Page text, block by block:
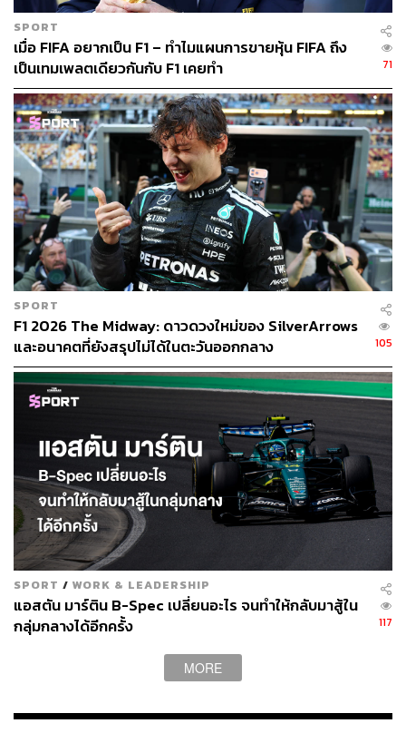
นั่นเองเป็นจุดที่ เจมส์ วาวล์ส ตัดสินใจอัปเกรดครั้งสำคัญซึ่ง
ทำให้ทีมกลับมาเก็ตามได้อย่างน่าประทับใจหลังจากนั้นอีก
ครั้ง และนำมาสู่โพเดียมในสนามล่าสุด
ที่ สปา วิลเลียมส์ มีการอัปเกรด พื้นรถและไซด์พอด ที่
ออกแบบใหม่ และชิ้นส่วนเหล่านั้นก็ได้แสดงผลลัพธ์ในทันที
โดย อเล็กซ์ อัลบอน และ คาร์ลอส ไซน์ซ สามารถเก็บคะแนน
รวมกันได้ถึง 11 คะแนน ช่วยหยุดยั้งแนวโน้มผลงานที่กำลัง
ถดถอยของทีมได้สำเร็จ
อย่างไรก็ตาม เจมส์ วาวล์ส มองว่าประโยชน์ที่แท้จริงของ
การอัปเกรดครั้งนี้ไม่ใช่แค่คะแนนในสนาม แต่มันคือ บท
พิสูจน์ที่ชัดเจนว่าแผนการปรับโครงสร้างของทีมกำลังได้ผล
วาวล์ส เปิดเผยว่า การอัปเกรดครั้งนี้จริงๆ แล้วมีกำหนดการ
สำหรับสนามซานด์ฟอร์ต ไม่ใช่ที่สปา การที่ทีมสามารถนำ
ชิ้นส่วนใหม่มาใช้ได้ก่อนกำหนด แสดงให้เห็นถึงความ
สามารถในการลดระยะเวลาตั้งแต่ขั้นตอนการออกแบบไป
จนถึงการนำมาใช้ในสนามจริง นี่ไม่ใช่ครั้งแรก เพราะก่อน
หน้านี้ทีมก็เคยทำปีกหน้า สำหรับสนามที่สเปนได้เร็วกว่า
กำหนดเช่นกัน
ที่ยอดเยี่ยมคือ การตัดสินใจอัปเกรดดังกล่าว ถูกวางแผนมา
เป็นอย่างดี มีการยอมรับความเสี่ยงอย่างมีกลยุทธ์ โดยทีมนำ
ชิ้นส่วนอัปเกรดชุดใหม่มาเพียง 3 ชุด สำหรับสุดสัปดาห์การ
แข่งขันที่เป็น สปรินต์เรซ และมีฝนตกที่สปา ซึ่งถือเป็นความ
เสี่ยงอย่างมาก แต่สุดท้ายมันก็เป็นการตัดสินใจที่ถูกต้องและ
ช่วยผลักดันองค์กรไปในทิศทางที่ควรจะเป็น
อเล็กซ์ อัลบอน ก็ได้ยืนยันถึงความสำคัญของการอัปเกรด
ครั้งนี้ว่า “เราสังเกตเห็นว่าเรากำลังอันดับตกลงเรื่อยๆ ใน
ขณะที่ทีมอื่นเริ่มอัปเกรดรถ ปีนี้มีความพิเศษตรงที่ทุกทีมก
SPORT
เมื่อ FIFA อยากเป็น F1 – ทำไมแผนการขายหุ้น FIFA ถึง
เป็นเทมเพลตเดียวกันกับ F1 เคยทำ
71
SPORT
F1 2026 The Midway: ดาวดวงใหม่ของ SilverArrows
และอนาคตที่ยังสรุปไม่ได้ในตะวันออกกลาง
105
SPORT / WORK & LEADERSHIP
แอสตัน มาร์ติน B-Spec เปลี่ยนอะไร จนทำให้กลับมาสู้ใน
กลุ่มกลางได้อีกครั้ง
117
MORE